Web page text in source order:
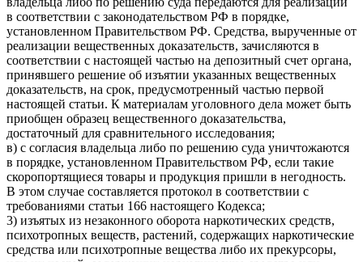
в соответствии с законодательством РФ в порядке,
установленном Правительством РФ. Средства, вырученные от
реализации вещественных доказательств, зачисляются в
соответствии с настоящей частью на депозитный счет органа,
принявшего решение об изъятии указанных вещественных
доказательств, на срок, предусмотренный частью первой
настоящей статьи. К материалам уголовного дела может быть
приобщен образец вещественного доказательства,
достаточный для сравнительного исследования;
в) с согласия владельца либо по решению суда уничтожаются
в порядке, установленном Правительством РФ, если такие
скоропортящиеся товары и продукция пришли в негодность.
В этом случае составляется протокол в соответствии с
требованиями статьи 166 настоящего Кодекса;
3) изъятых из незаконного оборота наркотических средств,
психотропных веществ, растений, содержащих наркотические
средства или психотропные вещества либо их прекурсоры,